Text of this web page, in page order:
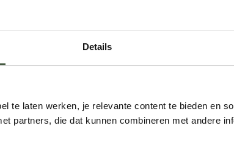
Details
te laten werken, je relevante content te bieden en
partners, die dat kunnen combineren met andere